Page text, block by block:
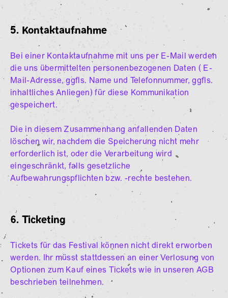
5. Kontaktaufnahme
Bei einer Kontaktaufnahme mit uns per E-Mail werden
die uns übermittelten personenbezogenen Daten ( E-
Mail-Adresse, ggfls. Name und Telefonnummer, ggfls.
inhaltliches Anliegen) für diese Kommunikation
gespeichert.
Die in diesem Zusammenhang anfallenden Daten
löschen wir, nachdem die Speicherung nicht mehr
erforderlich ist, oder die Verarbeitung wird
eingeschränkt, falls gesetzliche
Aufbewahrungspflichten bzw. -rechte bestehen.
6. Ticketing
Tickets für das Festival können nicht direkt erworben
werden. Ihr müsst stattdessen an einer Verlosung von
Optionen zum Kauf eines Tickets wie in unseren AGB
beschrieben teilnehmen.